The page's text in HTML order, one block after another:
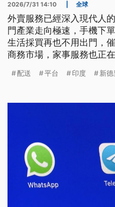
2026/7/31 14:10 全球
外賣服務已經深入現代人
門產業走向極速，手機下
生活採買再也不用出門，
商務市場，家事服務也正
不過在便利的背後，是上
配送 平台 印度 新德